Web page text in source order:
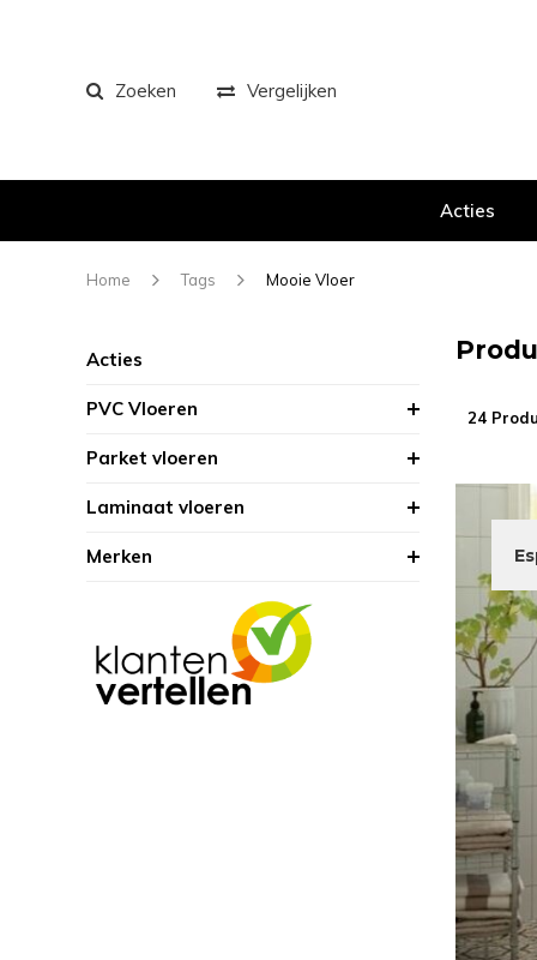
Zoeken Vergelijken
Acties
Home Tags Mooie Vloer
Acties
PVC Vloeren
Parket vloeren
Laminaat vloeren
Merken
24